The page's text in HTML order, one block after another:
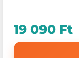
19 090 Ft